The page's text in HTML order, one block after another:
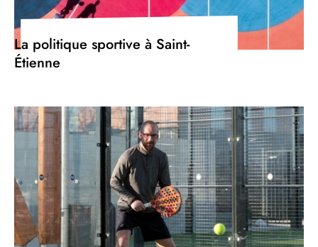
La politique sportive à Saint-
Étienne